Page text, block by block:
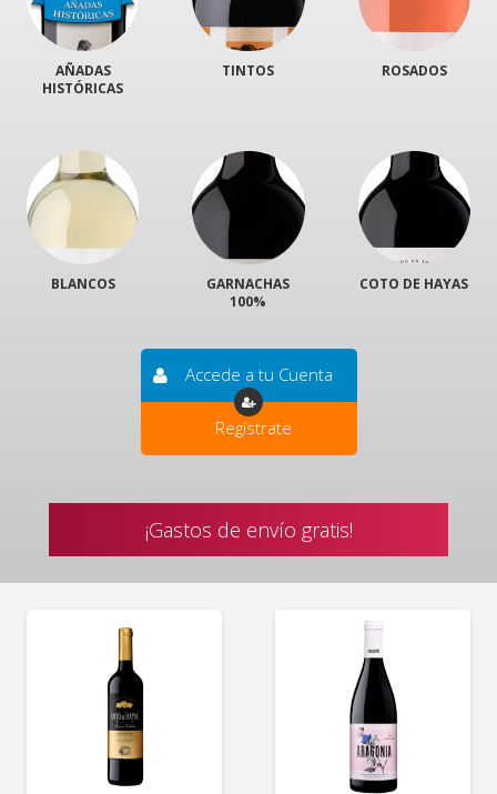
AÑADAS
HISTÓRICAS
TINTOS ROSADOS
BLANCOS
GARNACHAS
100%
COTO DE HAYAS
Accede a tu Cuenta
Regístrate
¡Gastos de envío gratis!